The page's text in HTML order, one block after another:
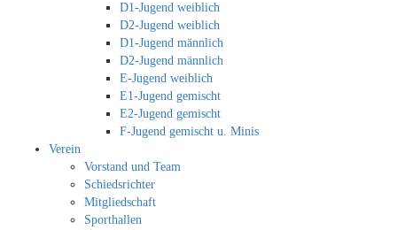
D1-Jugend weiblich
D2-Jugend weiblich
D1-Jugend männlich
D2-Jugend männlich
E-Jugend weiblich
E1-Jugend gemischt
E2-Jugend gemischt
F-Jugend gemischt u. Minis
Verein
Vorstand und Team
Schiedsrichter
Mitgliedschaft
Sporthallen